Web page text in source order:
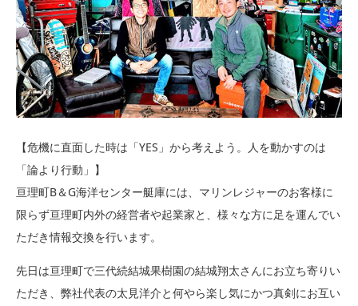
【危機に直面した時は「YES」から考えよう。人を動かすのは
「論より行動」】
亘理町B＆G海洋センター艇庫には、マリンレジャーのお客様に
限らず亘理町内外の経営者や起業家と、様々な方に足を運んでい
ただき情報交換を行います。
先日は亘理町で三代続結城果樹園の結城翔太さんにお立ち寄りい
ただき、弊社代表の太見洋介と何やら楽し気にかつ真剣にお互い